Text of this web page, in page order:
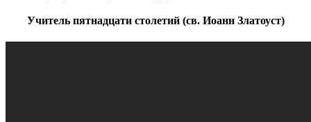
Учитель пятнадцати столетий (св. Иоанн Златоуст)